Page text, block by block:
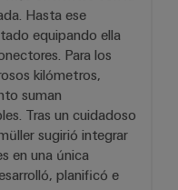
Hasta ese
equipando ella
Para los
kilómetros,
suman
Tras un cuidadoso
sugirió integrar
en una única
planificó e